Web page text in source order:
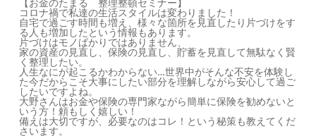
コロナ禍で私達の生活スタイルは変わりました！
自宅で過ごす時間も増え、様々な箇所を見直したり片づけをす
る人も増加したという情報もあります。
片づけはモノばかりではありません、
家の資産の見直し、保険の見直し、貯蓄を見直して無駄なく賢
く整理したい。
人生なにが起こるかわからない…世界中がそんな不安を体験し
た今だからこそ大事にしたい部分を理解しながら安心して過ご
したいですよね。
大野さんはお金や保険の専門家ながら簡単に保険を勧めないと
いう方！頼もしく嬉しい！
備えは大切ですが、必要なのはコレ！という秘策も教えてくだ
さいます。